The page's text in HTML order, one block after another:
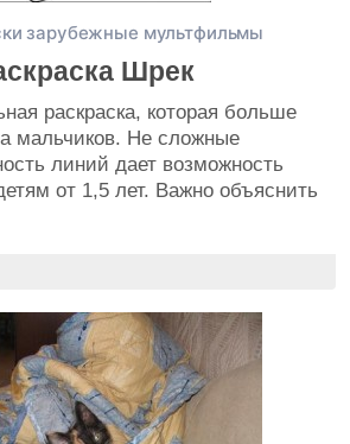
зарубежные мультфильмы
Шрек
раскраска, которая больше
мальчиков. Не сложные
линий дает возможность
от 1,5 лет. Важно объяснить